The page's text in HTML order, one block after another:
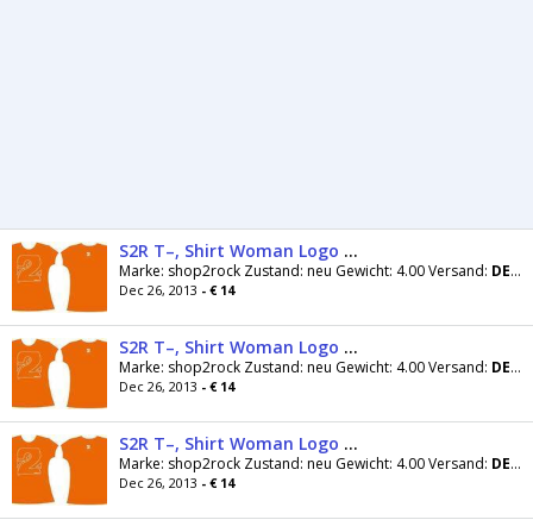
S2R T–, Shirt Woman Logo Orange GrÃ¶sse M
Marke: shop2rock Zustand: neu Gewicht: 4.00 Versand: DE
Dec 26, 2013 - € 14
S2R T–, Shirt Woman Logo Orange GrÃ¶sse S
Marke: shop2rock Zustand: neu Gewicht: 4.00 Versand: DE
Dec 26, 2013 - € 14
S2R T–, Shirt Woman Logo Orange GrÃ¶sse XL
Marke: shop2rock Zustand: neu Gewicht: 4.00 Versand: DE
Dec 26, 2013 - € 14